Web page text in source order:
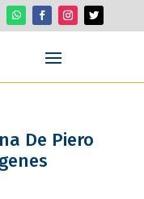
De Piero